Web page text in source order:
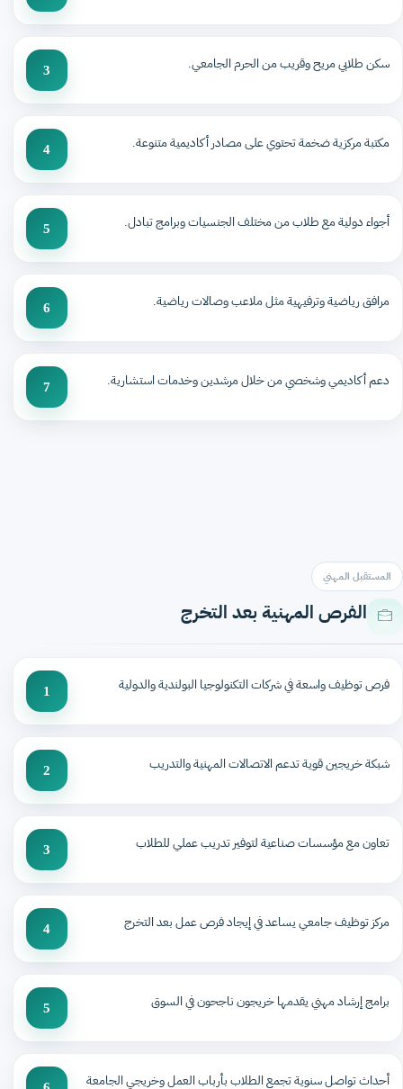
سكن طلابي مريح وقريب من الحرم الجامعي. 3
مكتبة مركزية ضخمة تحتوي على مصادر أكاديمية متنوعة. 4
أجواء دولية مع طلاب من مختلف الجنسيات وبرامج تبادل. 5
مرافق رياضية وترفيهية مثل ملاعب وصالات رياضية. 6
دعم أكاديمي وشخصي من خلال مرشدين وخدمات استشارية. 7
المستقبل المهني
الفرص المهنية بعد التخرج
فرص توظيف واسعة في شركات التكنولوجيا البولندية والدولية 1
شبكة خريجين قوية تدعم الاتصالات المهنية والتدريب 2
تعاون مع مؤسسات صناعية لتوفير تدريب عملي للطلاب 3
مركز توظيف جامعي يساعد في إيجاد فرص عمل بعد التخرج 4
برامج إرشاد مهني يقدمها خريجون ناجحون في السوق 5
أحداث تواصل سنوية تجمع الطلاب بأرباب العمل وخريجي الجامعة